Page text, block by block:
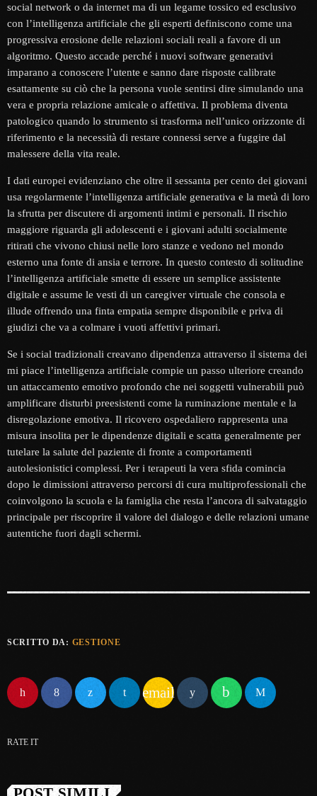
social network o da internet ma di un legame tossico ed esclusivo
con l’intelligenza artificiale che gli esperti definiscono come una
progressiva erosione delle relazioni sociali reali a favore di un
algoritmo. Questo accade perché i nuovi software generativi
imparano a conoscere l’utente e sanno dare risposte calibrate
esattamente su ciò che la persona vuole sentirsi dire simulando una
vera e propria relazione amicale o affettiva. Il problema diventa
patologico quando lo strumento si trasforma nell’unico orizzonte di
riferimento e la necessità di restare connessi serve a fuggire dal
malessere della vita reale.
I dati europei evidenziano che oltre il sessanta per cento dei giovani
usa regolarmente l’intelligenza artificiale generativa e la metà di loro
la sfrutta per discutere di argomenti intimi e personali. Il rischio
maggiore riguarda gli adolescenti e i giovani adulti socialmente
ritirati che vivono chiusi nelle loro stanze e vedono nel mondo
esterno una fonte di ansia e terrore. In questo contesto di solitudine
l’intelligenza artificiale smette di essere un semplice assistente
digitale e assume le vesti di un caregiver virtuale che consola e
illude offrendo una finta empatia sempre disponibile e priva di
giudizi che va a colmare i vuoti affettivi primari.
Se i social tradizionali creavano dipendenza attraverso il sistema dei
mi piace l’intelligenza artificiale compie un passo ulteriore creando
un attaccamento emotivo profondo che nei soggetti vulnerabili può
amplificare disturbi preesistenti come la ruminazione mentale e la
disregolazione emotiva. Il ricovero ospedaliero rappresenta una
misura insolita per le dipendenze digitali e scatta generalmente per
tutelare la salute del paziente di fronte a comportamenti
autolesionistici complessi. Per i terapeuti la vera sfida comincia
dopo le dimissioni attraverso percorsi di cura multiprofessionali che
coinvolgono la scuola e la famiglia che resta l’ancora di salvataggio
principale per riscoprire il valore del dialogo e delle relazioni umane
autentiche fuori dagli schermi.
SCRITTO DA: GESTIONE
email
RATE IT